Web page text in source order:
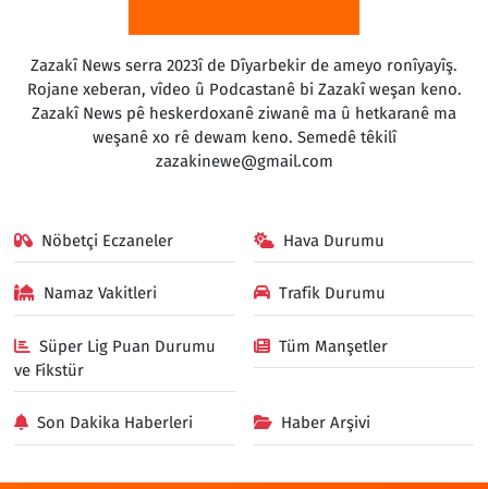
Zazakî News serra 2023î de Dîyarbekir de ameyo ronîyayîş.
Rojane xeberan, vîdeo û Podcastanê bi Zazakî weşan keno.
Zazakî News pê heskerdoxanê ziwanê ma û hetkaranê ma
weşanê xo rê dewam keno. Semedê têkilî
zazakinewe@gmail.com
Nöbetçi Eczaneler Hava Durumu
Namaz Vakitleri Trafik Durumu
Süper Lig Puan Durumu
ve Fikstür
Tüm Manşetler
Son Dakika Haberleri Haber Arşivi